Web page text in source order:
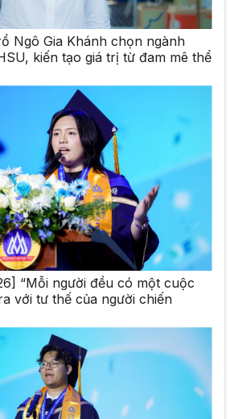
Ngô Gia Khánh chọn ngành
kiến tạo giá trị từ đam mê thể
“Mỗi người đều có một cuộc
với tư thế của người chiến